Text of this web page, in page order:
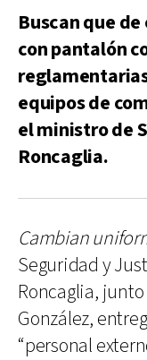
Buscan que
con pantalón
equipos de
el ministro de
Roncaglia.
Cambian
Seguridad y
Roncaglia,
González,
“personal